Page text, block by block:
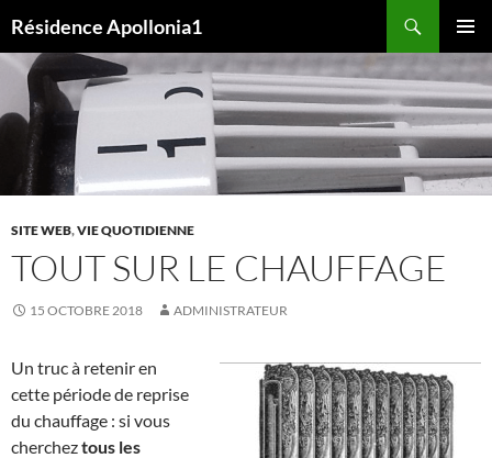
au
contenu
Résidence Apollonia1
MENU
SITE WEB,VIE QUOTIDIENNE
TOUT SUR LE CHAUFFAGE
15 OCTOBRE 2018 ADMINISTRATEUR
Un truc à retenir en
cette période de reprise
du chauffage : si vous
chercheztous les